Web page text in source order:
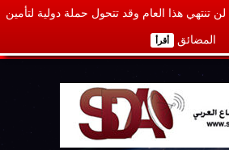
لن تنتهي هذا العام وقد تتحول حملة دولية لتأمين
المضائق أقرأ